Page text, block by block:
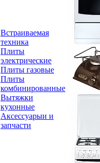
Встраиваемая
техника
Плиты
электрические
Плиты газовые
Плиты
комбинированные
Вытяжки
кухонные
Аксессуарыи и
запчасти